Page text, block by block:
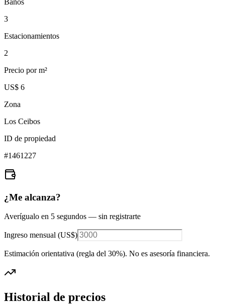
Baños
3
Estacionamientos
2
Precio por m²
US$ 6
Zona
Los Ceibos
ID de propiedad
#1461227
¿Me alcanza?
Averígualo en 5 segundos — sin registrarte
Ingreso mensual (US$)
Estimación orientativa (regla del 30%). No es asesoría financiera.
Historial de precios